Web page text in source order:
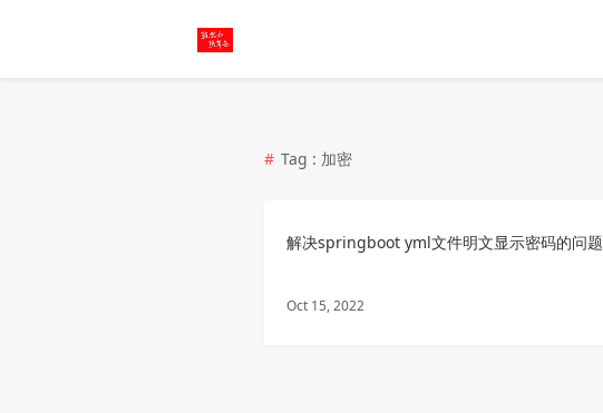
Tag : 加密
解决springboot yml文件明文显示密码的问题
Oct 15, 2022